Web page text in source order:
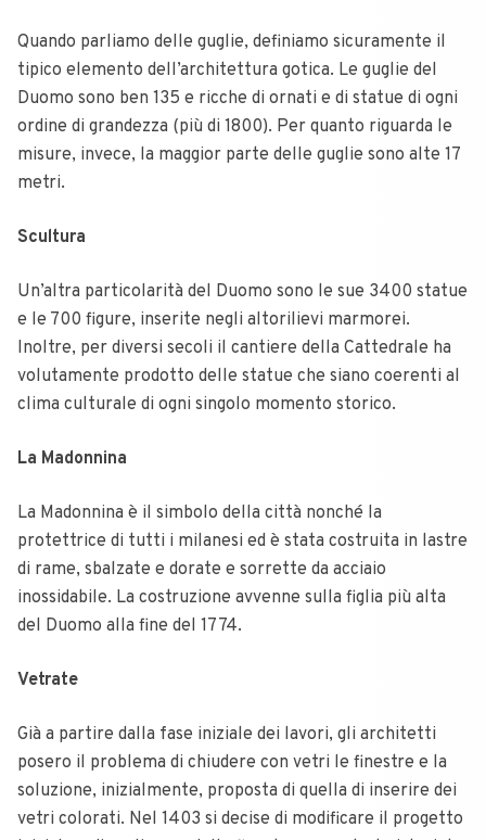
Quando parliamo delle guglie, definiamo sicuramente il
tipico elemento dell’architettura gotica. Le guglie del
Duomo sono ben 135 e ricche di ornati e di statue di ogni
ordine di grandezza (più di 1800). Per quanto riguarda le
misure, invece, la maggior parte delle guglie sono alte 17
metri.
Scultura
Un’altra particolarità del Duomo sono le sue 3400 statue
e le 700 figure, inserite negli altorilievi marmorei.
Inoltre, per diversi secoli il cantiere della Cattedrale ha
volutamente prodotto delle statue che siano coerenti al
clima culturale di ogni singolo momento storico.
La Madonnina
La Madonnina è il simbolo della città nonché la
protettrice di tutti i milanesi ed è stata costruita in lastre
di rame, sbalzate e dorate e sorrette da acciaio
inossidabile. La costruzione avvenne sulla figlia più alta
del Duomo alla fine del 1774.
Vetrate
Già a partire dalla fase iniziale dei lavori, gli architetti
posero il problema di chiudere con vetri le finestre e la
soluzione, inizialmente, proposta di quella di inserire dei
vetri colorati. Nel 1403 si decise di modificare il progetto